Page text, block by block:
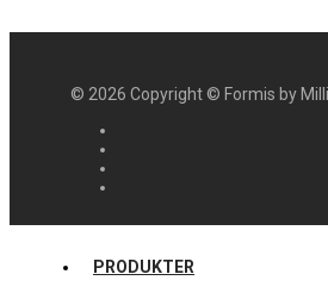
© 2026 Copyright © Formis by
PRODUKTER